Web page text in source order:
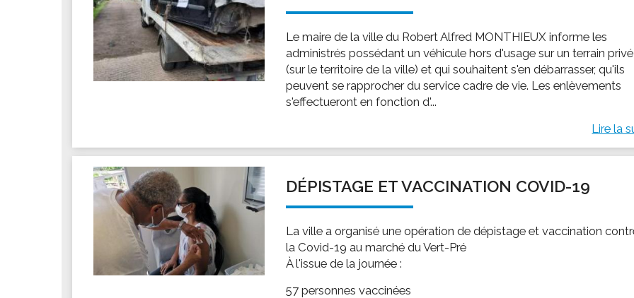
Le maire de la ville du Robert Alfred MONTHIEUX informe les
administrés possédant un véhicule hors d'usage sur un terrain privé
(sur le territoire de la ville) et qui souhaitent s'en débarrasser, qu'ils
peuvent se rapprocher du service cadre de vie. Les enlèvements
s'effectueront en fonction d'...
Lire la
DÉPISTAGE ET VACCINATION COVID-19
La ville a organisé une opération de dépistage et vaccination
la Covid-19 au marché du Vert-Pré
À l'issue de la journée :
57 personnes vaccinées